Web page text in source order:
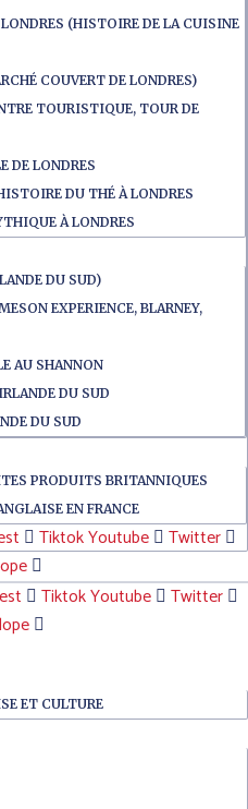
(HISTOIRE DE LA CUISINE
COUVERT DE LONDRES)
TOURISTIQUE, TOUR DE
DE LONDRES
DU THÉ À LONDRES
À LONDRES
DU SUD)
EXPERIENCE, BLARNEY,
AU SHANNON
DU SUD
DU SUD
PRODUITS BRITANNIQUES
EN FRANCE
TiktokYoutube
Twitter
TiktokYoutube
Twitter
ET CULTURE